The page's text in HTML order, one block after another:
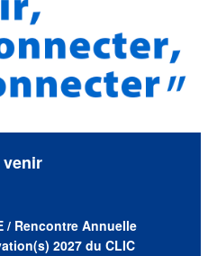
venir
/ Rencontre Annuelle
2027 du CLIC